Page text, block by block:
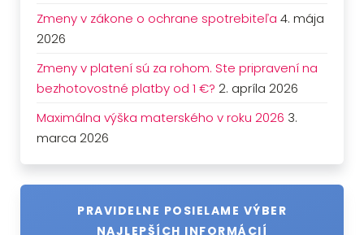
Zmeny v zákone o ochrane spotrebiteľa 4. mája
2026
Zmeny v platení sú za rohom. Ste pripravení na
bezhotovostné platby od 1 €? 2. apríla 2026
Maximálna výška materského v roku 2026 3.
marca 2026
PRAVIDELNE POSIELAME VÝBER
NAJLEPŠÍCH INFORMÁCIÍ